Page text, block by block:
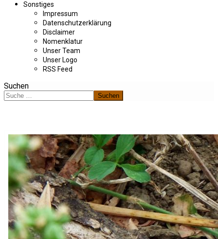
Sonstiges
Impressum
Datenschutzerklärung
Disclaimer
Nomenklatur
Unser Team
Unser Logo
RSS Feed
Suchen
Suchen